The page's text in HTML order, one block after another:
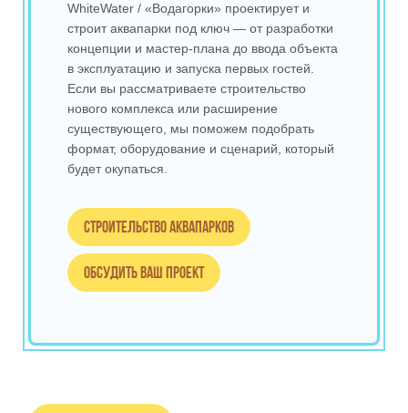
WhiteWater / «Водагорки» проектирует и
строит аквапарки под ключ — от разработки
концепции и мастер‑плана до ввода объекта
в эксплуатацию и запуска первых гостей.
Если вы рассматриваете строительство
нового комплекса или расширение
существующего, мы поможем подобрать
формат, оборудование и сценарий, который
будет окупаться.
Строительство аквапарков
Обсудить ваш проект